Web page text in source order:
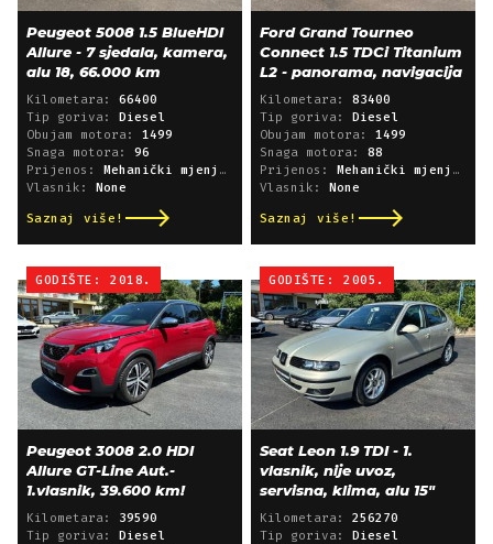
Peugeot 5008 1.5 BlueHDI
Allure - 7 sjedala, kamera,
alu 18, 66.000 km
Kilometara: 66400
Tip goriva: Diesel
Obujam motora: 1499
Snaga motora: 96
Prijenos: Mehanički mjenjač
Vlasnik: None
Saznaj više!
Ford Grand Tourneo
Connect 1.5 TDCi Titanium
L2 - panorama, navigacija
Kilometara: 83400
Tip goriva: Diesel
Obujam motora: 1499
Snaga motora: 88
Prijenos: Mehanički mjenjač
Vlasnik: None
Saznaj više!
GODIŠTE: 2018.
Peugeot 3008 2.0 HDI
Allure GT-Line Aut.-
1.vlasnik, 39.600 km!
Kilometara: 39590
Tip goriva: Diesel
GODIŠTE: 2005.
Seat Leon 1.9 TDI - 1.
vlasnik, nije uvoz,
servisna, klima, alu 15"
Kilometara: 256270
Tip goriva: Diesel